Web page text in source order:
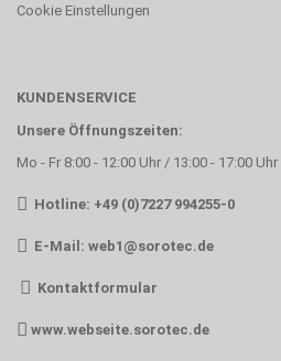
Cookie Einstellungen
KUNDENSERVICE
Unsere Öffnungszeiten:
Mo - Fr 8:00 - 12:00 Uhr / 13:00 - 17:00 Uhr
Hotline: +49 (0)7227 994255-0
E-Mail: web1@sorotec.de
Kontaktformular
www.webseite.sorotec.de